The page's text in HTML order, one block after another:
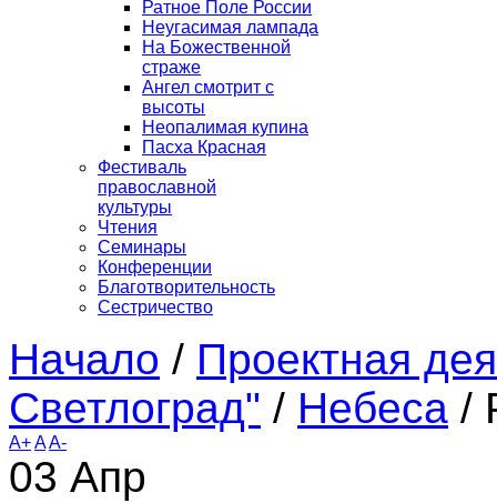
Ратное Поле России
Неугасимая лампада
На Божественной
страже
Ангел смотрит с
высоты
Неопалимая купина
Пасха Красная
Фестиваль
православной
культуры
Чтения
Семинары
Конференции
Благотворительность
Сестричество
Начало / Проектная
Светлоград" / Небеса /
A+AA-
03 Апр